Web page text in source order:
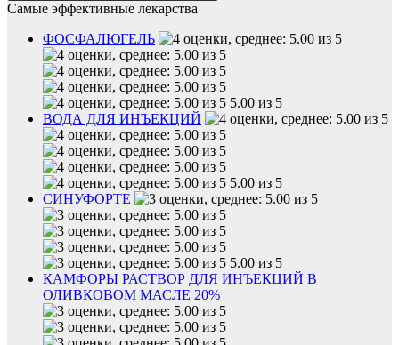
Самые эффективные лекарства
ФОСФАЛЮГЕЛЬ
5.00 из 5
ВОДА ДЛЯ ИНЪЕКЦИЙ
5.00 из 5
СИНУФОРТЕ
5.00 из 5
КАМФОРЫ РАСТВОР ДЛЯ ИНЪЕКЦИЙ В
ОЛИВКОВОМ МАСЛЕ 20%